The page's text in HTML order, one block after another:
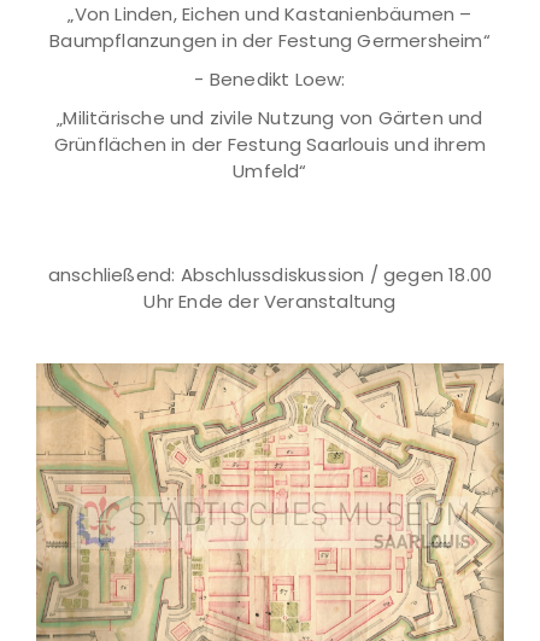
„Von Linden, Eichen und Kastanienbäumen –
Baumpflanzungen in der Festung Germersheim“
- Benedikt Loew:
„Militärische und zivile Nutzung von Gärten und
Grünflächen in der Festung Saarlouis und ihrem
Umfeld“
anschließend: Abschlussdiskussion / gegen 18.00
Uhr Ende der Veranstaltung